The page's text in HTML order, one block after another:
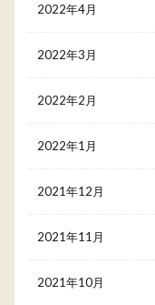
2022年4月
2022年3月
2022年2月
2022年1月
2021年12月
2021年11月
2021年10月